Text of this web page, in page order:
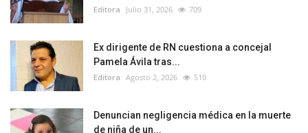
Editora Julio 31, 2026 709
Ex dirigente de RN cuestiona a concejal
Pamela Ávila tras...
Editora Agosto 2, 2026 510
Denuncian negligencia médica en la muerte
de niña de un...